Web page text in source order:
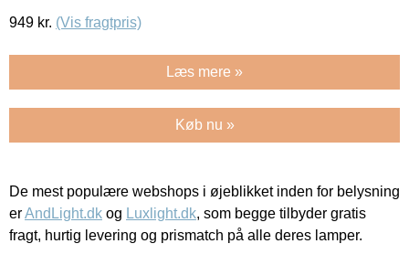
949 kr. (Vis fragtpris)
Læs mere »
Køb nu »
De mest populære webshops i øjeblikket inden for belysning
erAndLight.dk og Luxlight.dk, som begge tilbyder gratis
fragt, hurtig levering og prismatch på alle deres lamper.